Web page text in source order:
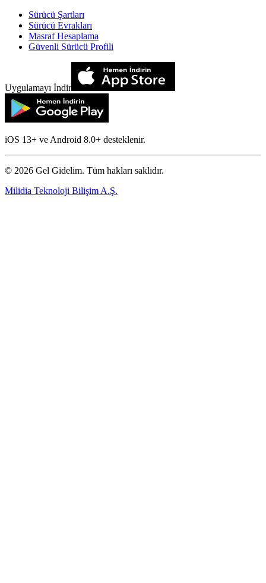
Sürücü Şartları
Sürücü Evrakları
Masraf Hesaplama
Güvenli Sürücü Profili
Uygulamayı İndir
iOS 13+ ve Android 8.0+ desteklenir.
© 2026 Gel Gidelim. Tüm hakları saklıdır.
Milidia Teknoloji Bilişim A.Ş.